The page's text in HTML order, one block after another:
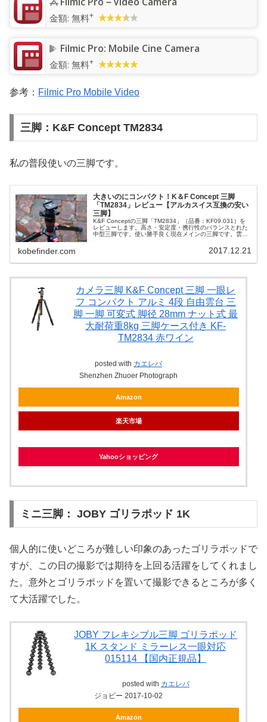
金額: 無料+
Filmic Pro: Mobile Cine Camera
金額: 無料+
参考： Filmic Pro Mobile Video
三脚：K&F Concept TM2834
私の普段使いの三脚です。
大きいのにコンパクト！K＆F Concept 三脚
「TM2834」レビュー【アルカスイス互換の安い
三脚】
K&F Conceptの三脚「TM2834」（品番：KF09.031）を
レビューします。高さ・安定度・携行性のバランスとれた
中型三脚です。使い勝手良く現在メインの三脚です。雲台
kobefinder.com 2017.12.21
カメラ三脚 K&F Concept 三脚 一眼レ
フ コンパクト アルミ 4段 自由雲台 三
脚 一脚 可変式 脚径 28mm ナット式 最
大耐荷重8kg 三脚ケース付き KF-
TM2834 赤ワイン
posted with カエレバ
Shenzhen Zhuoer Photograph
Amazon
楽天市場
Yahooショッピング
ミニ三脚： JOBY ゴリラポッド 1K
個人的に使いどころが難しい印象のあったゴリラポッドで
すが、この日の撮影では期待を上回る活躍をしてくれまし
た。意外とゴリラポッドを置いて撮影できるところが多く
て大活躍でした。
JOBY フレキシブル三脚 ゴリラポッド
1K スタンド ミラーレス一眼対応
015114 【国内正規品】
posted with カエレバ
ジョビー 2017-10-02
Amazon